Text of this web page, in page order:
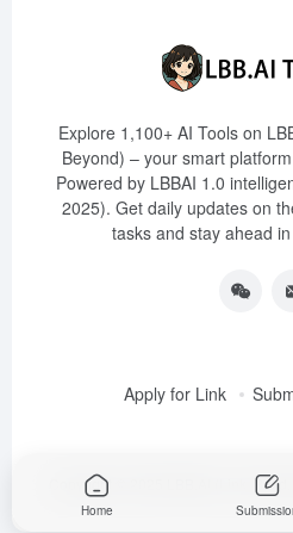
Explore 1,100+ AI Tools on
Beyond) – your smart
Powered by LBBAI 1.0
2025). Get daily updates on
tasks and stay ahead
Apply for Link
Copyright © 2025 LBB.AI (Link, Build,
Home